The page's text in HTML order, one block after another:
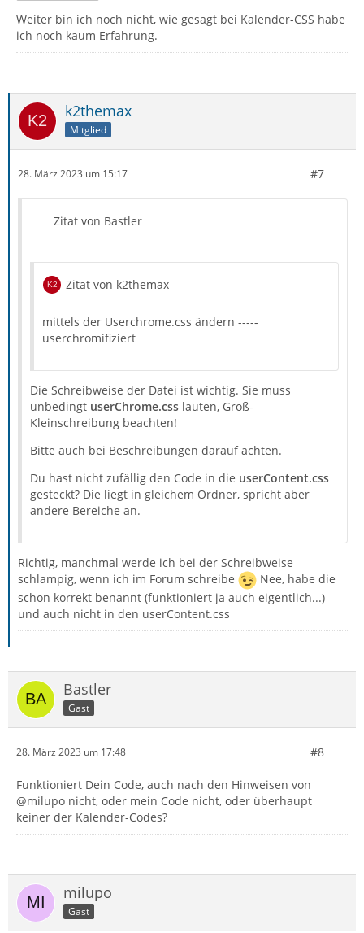
Weiter bin ich noch nicht, wie gesagt bei Kalender-CSS habe
ich noch kaum Erfahrung.
k2themax
Mitglied
28. März 2023 um 15:17 #7
Zitat von Bastler
Zitat von k2themax
mittels der Userchrome.css ändern -----
userchromifiziert
Die Schreibweise der Datei ist wichtig. Sie muss
unbedingt userChrome.css lauten, Groß-
Kleinschreibung beachten!
Bitte auch bei Beschreibungen darauf achten.
Du hast nicht zufällig den Code in die userContent.css
gesteckt? Die liegt in gleichem Ordner, spricht aber
andere Bereiche an.
Richtig, manchmal werde ich bei der Schreibweise
schlampig, wenn ich im Forum schreibe
Nee, habe die
schon korrekt benannt (funktioniert ja auch eigentlich...)
und auch nicht in den userContent.css
Bastler
Gast
28. März 2023 um 17:48 #8
Funktioniert Dein Code, auch nach den Hinweisen von
@milupo nicht, oder mein Code nicht, oder überhaupt
keiner der Kalender-Codes?
milupo
Gast